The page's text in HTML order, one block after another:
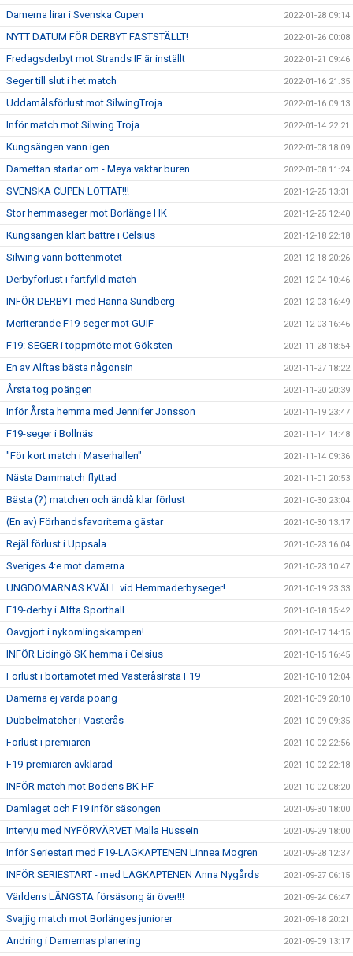
Damerna lirar i Svenska Cupen 2022-01-28 09:14
NYTT DATUM FÖR DERBYT FASTSTÄLLT! 2022-01-26 00:08
Fredagsderbyt mot Strands IF är inställt 2022-01-21 09:46
Seger till slut i het match 2022-01-16 21:35
Uddamålsförlust mot SilwingTroja 2022-01-16 09:13
Inför match mot Silwing Troja 2022-01-14 22:21
Kungsängen vann igen 2022-01-08 18:09
Damettan startar om - Meya vaktar buren 2022-01-08 11:24
SVENSKA CUPEN LOTTAT!!! 2021-12-25 13:31
Stor hemmaseger mot Borlänge HK 2021-12-25 12:40
Kungsängen klart bättre i Celsius 2021-12-18 22:18
Silwing vann bottenmötet 2021-12-18 20:26
Derbyförlust i fartfylld match 2021-12-04 10:46
INFÖR DERBYT med Hanna Sundberg 2021-12-03 16:49
Meriterande F19-seger mot GUIF 2021-12-03 16:46
F19: SEGER i toppmöte mot Göksten 2021-11-28 18:54
En av Alftas bästa någonsin 2021-11-27 18:22
Årsta tog poängen 2021-11-20 20:39
Inför Årsta hemma med Jennifer Jonsson 2021-11-19 23:47
F19-seger i Bollnäs 2021-11-14 14:48
"För kort match i Maserhallen" 2021-11-14 09:36
Nästa Dammatch flyttad 2021-11-01 20:53
Bästa (?) matchen och ändå klar förlust 2021-10-30 23:04
(En av) Förhandsfavoriterna gästar 2021-10-30 13:17
Rejäl förlust i Uppsala 2021-10-23 16:04
Sveriges 4:e mot damerna 2021-10-23 10:47
UNGDOMARNAS KVÄLL vid Hemmaderbyseger! 2021-10-19 23:33
F19-derby i Alfta Sporthall 2021-10-18 15:42
Oavgjort i nykomlingskampen! 2021-10-17 14:15
INFÖR Lidingö SK hemma i Celsius 2021-10-15 16:45
Förlust i bortamötet med VästeråsIrsta F19 2021-10-10 12:04
Damerna ej värda poäng 2021-10-09 20:10
Dubbelmatcher i Västerås 2021-10-09 09:35
Förlust i premiären 2021-10-02 22:56
F19-premiären avklarad 2021-10-02 22:18
INFÖR match mot Bodens BK HF 2021-10-02 08:20
Damlaget och F19 inför säsongen 2021-09-30 18:00
Intervju med NYFÖRVÄRVET Malla Hussein 2021-09-29 18:00
Inför Seriestart med F19-LAGKAPTENEN Linnea Mogren 2021-09-28 12:37
INFÖR SERIESTART - med LAGKAPTENEN Anna Nygårds 2021-09-27 06:15
Världens LÄNGSTA försäsong är över!!! 2021-09-24 06:47
Svajjig match mot Borlänges juniorer 2021-09-18 20:21
Ändring i Damernas planering 2021-09-09 13:17